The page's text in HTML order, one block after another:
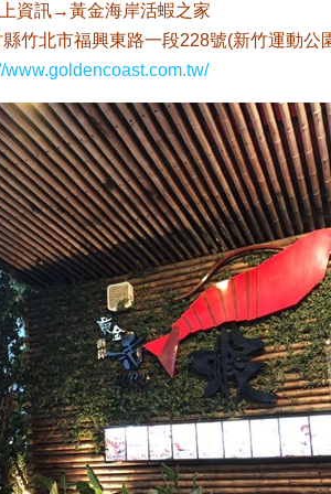
資訊→黃金海岸活蝦之家
竹北市福興東路一段228號(新竹運動公
www.goldencoast.com.tw/